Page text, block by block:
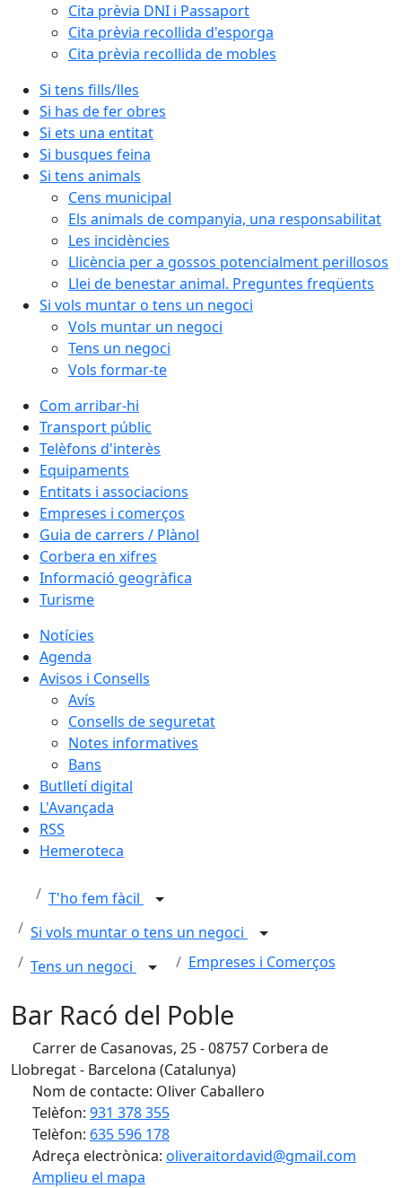
Cita prèvia DNI i Passaport
Cita prèvia recollida d'esporga
Cita prèvia recollida de mobles
Si tens fills/lles
Si has de fer obres
Si ets una entitat
Si busques feina
Si tens animals
Cens municipal
Els animals de companyia, una responsabilitat
Les incidències
Llicència per a gossos potencialment perillosos
Llei de benestar animal. Preguntes freqüents
Si vols muntar o tens un negoci
Vols muntar un negoci
Tens un negoci
Vols formar-te
Com arribar-hi
Transport públic
Telèfons d'interès
Equipaments
Entitats i associacions
Empreses i comerços
Guia de carrers / Plànol
Corbera en xifres
Informació geogràfica
Turisme
Notícies
Agenda
Avisos i Consells
Avís
Consells de seguretat
Notes informatives
Bans
Butlletí digital
L'Avançada
RSS
Hemeroteca
T'ho fem fàcil
Si vols muntar o tens un negoci
Tens un negoci
Empreses i Comerços
Bar Racó del Poble
Carrer de Casanovas, 25 - 08757 Corbera de
Llobregat - Barcelona (Catalunya)
Nom de contacte: Oliver Caballero
Telèfon: 931 378 355
Telèfon: 635 596 178
Adreça electrònica: oliveraitordavid@gmail.com
Amplieu el mapa